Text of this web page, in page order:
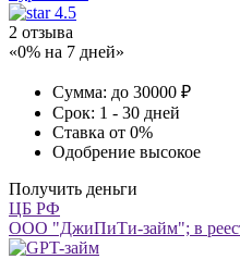
4.5
2 отзыва
«0% на 7 дней»
Сумма: до 30000 ₽
Срок: 1 - 30 дней
Ставка от 0%
Одобрение высокое
Получить деньги
ЦБ РФ
ООО "ДжиПиТи-займ"; в